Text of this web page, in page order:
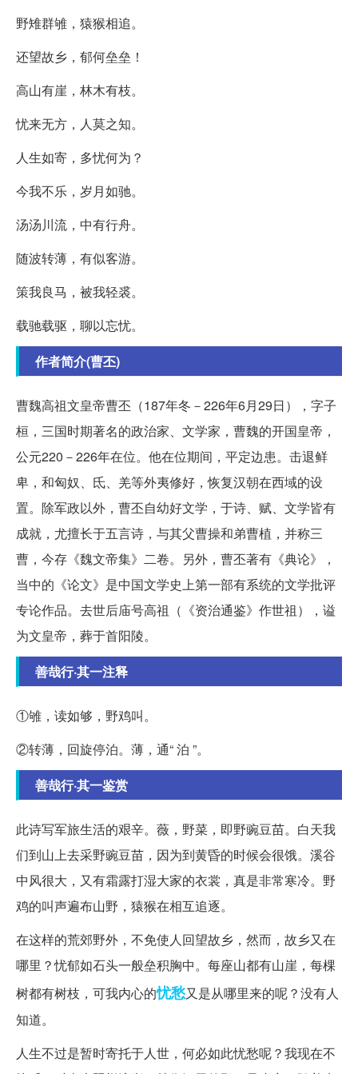
野雉群雊，猿猴相追。
还望故乡，郁何垒垒！
高山有崖，林木有枝。
忧来无方，人莫之知。
人生如寄，多忧何为？
今我不乐，岁月如驰。
汤汤川流，中有行舟。
随波转薄，有似客游。
策我良马，被我轻裘。
载驰载驱，聊以忘忧。
作者简介(曹丕)
曹魏高祖文皇帝曹丕（187年冬－226年6月29日），字子
桓，三国时期著名的政治家、文学家，曹魏的开国皇帝，
公元220－226年在位。他在位期间，平定边患。击退鲜
卑，和匈奴、氐、羌等外夷修好，恢复汉朝在西域的设
置。除军政以外，曹丕自幼好文学，于诗、赋、文学皆有
成就，尤擅长于五言诗，与其父曹操和弟曹植，并称三
曹，今存《魏文帝集》二卷。另外，曹丕著有《典论》，
当中的《论文》是中国文学史上第一部有系统的文学批评
专论作品。去世后庙号高祖（《资治通鉴》作世祖），谥
为文皇帝，葬于首阳陵。
善哉行·其一注释
①雊，读如够，野鸡叫。
②转薄，回旋停泊。薄，通“ 泊 ”。
善哉行·其一鉴赏
此诗写军旅生活的艰辛。薇，野菜，即野豌豆苗。白天我
们到山上去采野豌豆苗，因为到黄昏的时候会很饿。溪谷
中风很大，又有霜露打湿大家的衣裳，真是非常寒冷。野
鸡的叫声遍布山野，猿猴在相互追逐。
在这样的荒郊野外，不免使人回望故乡，然而，故乡又在
哪里？忧郁如石头一般垒积胸中。每座山都有山崖，每棵
树都有树枝，可我内心的忧愁又是从哪里来的呢？没有人
知道。
人生不过是暂时寄托于人世，何必如此忧愁呢？我现在不